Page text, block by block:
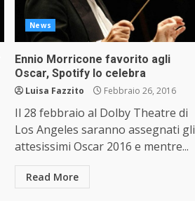
News
Ennio Morricone favorito agli
Oscar, Spotify lo celebra
Luisa Fazzito Febbraio 26, 2016
Il 28 febbraio al Dolby Theatre di
Los Angeles saranno assegnati gli
attesissimi Oscar 2016 e mentre...
Read More